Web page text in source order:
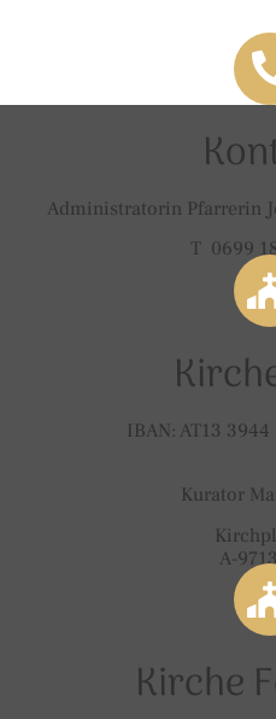
Administratorin Pfarrerin
T 0699
IBAN: AT13
Kurator
A-
Kirche